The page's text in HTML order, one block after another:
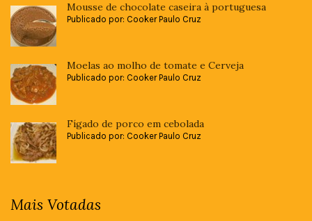
Mousse de chocolate caseira à portuguesa
Publicado por: Cooker Paulo Cruz
Moelas ao molho de tomate e Cerveja
Publicado por: Cooker Paulo Cruz
Fígado de porco em cebolada
Publicado por: Cooker Paulo Cruz
Mais Votadas